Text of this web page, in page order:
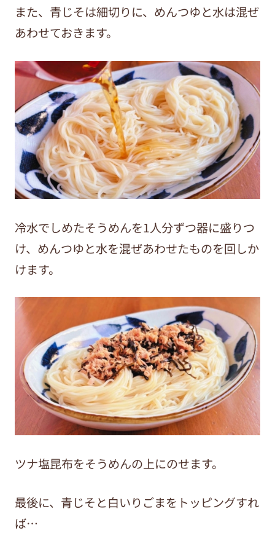
また、青じそは細切りに、めんつゆと水は混ぜ
あわせておきます。
冷水でしめたそうめんを1人分ずつ器に盛りつ
け、めんつゆと水を混ぜあわせたものを回しか
けます。
ツナ塩昆布をそうめんの上にのせます。
最後に、青じそと白いりごまをトッピングすれ
ば…